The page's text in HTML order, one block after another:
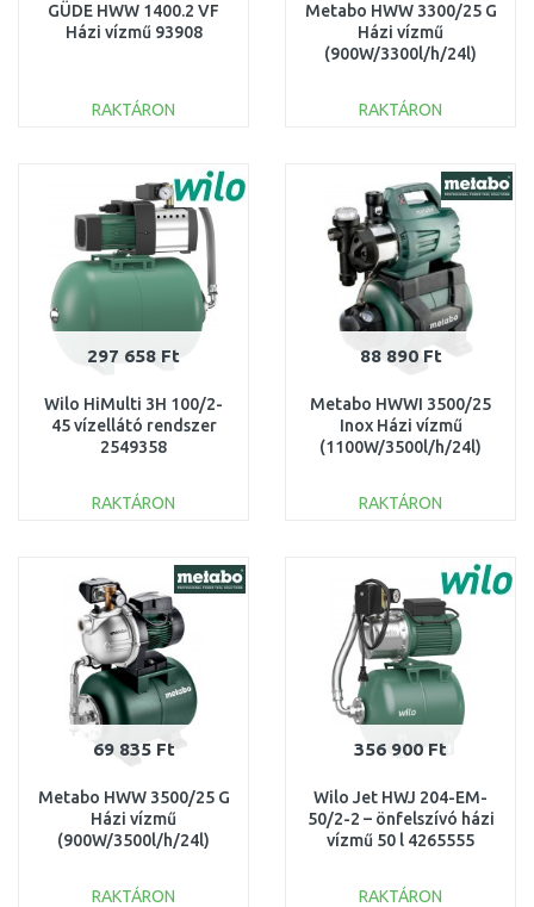
GÜDE HWW 1400.2 VF
Házi vízmű 93908
RAKTÁRON
Összehasonlítás
Metabo HWW 3300/25 G
Házi vízmű
(900W/3300l/h/24l)
RAKTÁRON
Összehasonlítás
297 658 Ft
Wilo HiMulti 3H 100/2-
45 vízellátó rendszer
2549358
RAKTÁRON
Összehasonlítás
88 890 Ft
Metabo HWWI 3500/25
Inox Házi vízmű
(1100W/3500l/h/24l)
RAKTÁRON
Összehasonlítás
69 835 Ft
Metabo HWW 3500/25 G
Házi vízmű
(900W/3500l/h/24l)
RAKTÁRON
356 900 Ft
Wilo Jet HWJ 204-EM-
50/2-2 – önfelszívó házi
vízmű 50 l 4265555
RAKTÁRON